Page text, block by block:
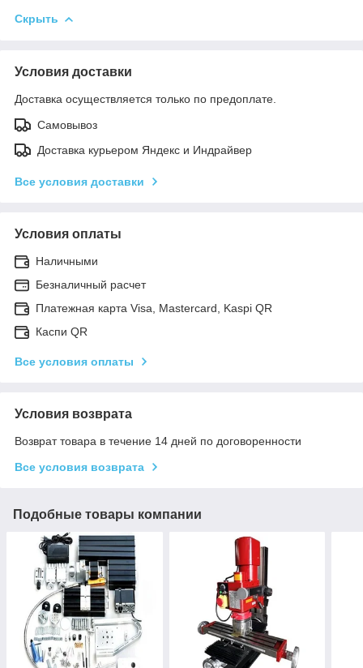
Скрыть
Условия доставки
Доставка осуществляется только по предоплате.
Самовывоз
Доставка курьером Яндекс и Индрайвер
Все условия доставки
Условия оплаты
Наличными
Безналичный расчет
Платежная карта Visa, Mastercard, Kaspi QR
Каспи QR
Все условия оплаты
Условия возврата
Возврат товара в течение 14 дней по договоренности
Все условия возврата
Подобные товары компании